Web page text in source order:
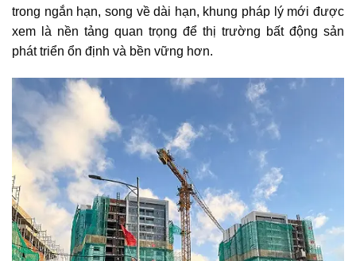
trong ngắn hạn, song về dài hạn, khung pháp lý mới được
xem là nền tảng quan trọng để thị trường bất động sản
phát triển ổn định và bền vững hơn.